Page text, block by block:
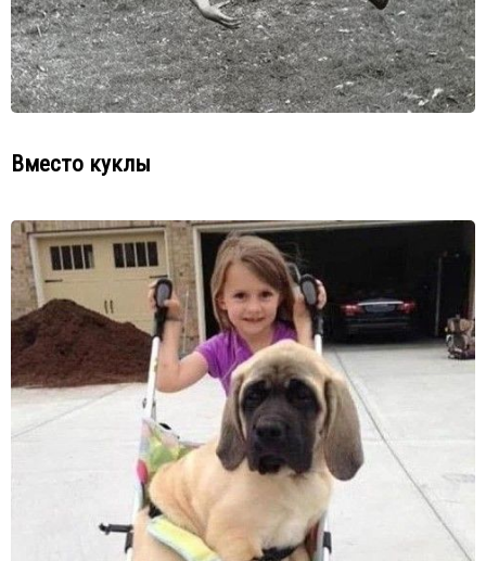
Вместо куклы